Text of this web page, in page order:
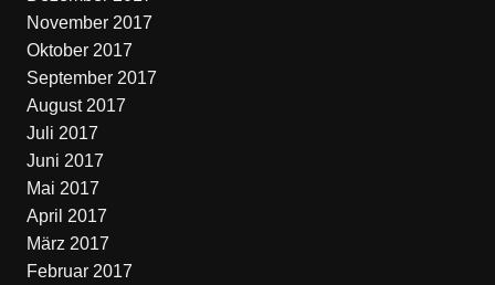
November 2017
Oktober 2017
September 2017
August 2017
Juli 2017
Juni 2017
Mai 2017
April 2017
März 2017
Februar 2017